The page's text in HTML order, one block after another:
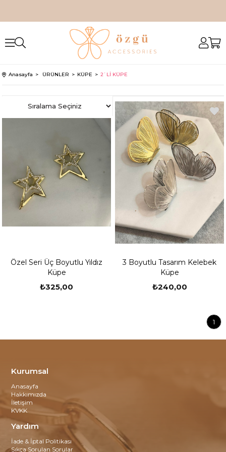
Anasayfa ÜRÜNLER KÜPE 2`Lİ KÜPE
Özel Seri Üç Boyutlu Yıldız
Küpe
₺325,00
3 Boyutlu Tasarım Kelebek
Küpe
₺240,00
1
Kurumsal
Anasayfa
Hakkımızda
İletişim
KVKK
Yardım
İade & İptal Politikası
Sıkça Sorulan Sorular